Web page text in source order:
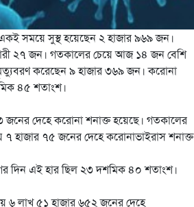
সময়ে সুস্থ হয়েছেন ২ হাজার ৯৬৯ জন।
২৭ জন। গতকালের চেয়ে আজ ১৪ জন বেশি
করেছেন ৯ হাজার ৩৬৯ জন। করোনা
৪৫ শতাংশ।
জনের দেহে করোনা শনাক্ত হয়েছে। গতকালের
হাজার ৭৫ জনের দেহে করোনাভাইরাস শনাক্ত
দিন এই হার ছিল ২৩ দশমিক ৪০ শতাংশ।
৬ লাখ ৫১ হাজার ৬৫২ জনের দেহে